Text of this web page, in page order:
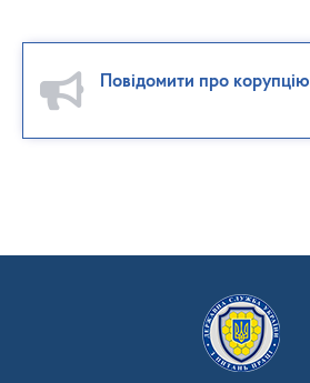
Повідомити про корупцію